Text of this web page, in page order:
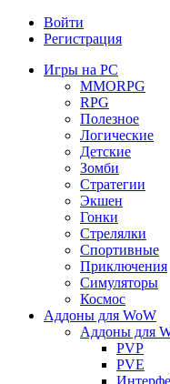
Войти
Регистрация
Игры на PC
MMORPG
RPG
Полезное
Логические
Детские
Зомби
Стратегии
Экшен
Гонки
Стрелялки
Спортивные
Приключения
Симуляторы
Космос
Аддоны для WoW
Аддоны для
PVP
PVE